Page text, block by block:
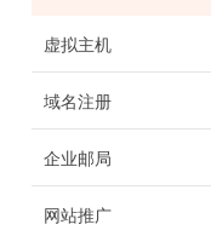
虚拟主机
域名注册
企业邮局
网站推广